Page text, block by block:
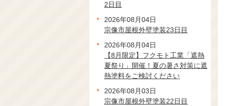
2日目
2026年08月04日
宗像市屋根外壁塗装23日目
2026年08月04日
【8月限定】フクモト工業「遮熱
夏祭り」開催！夏の暑さ対策に遮
熱塗料をご検討ください
2026年08月03日
宗像市屋根外壁塗装22日目